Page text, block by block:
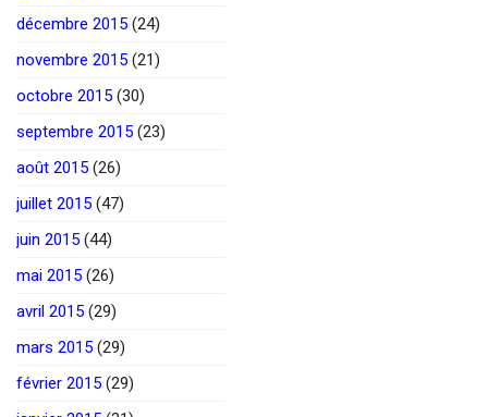
décembre 2015 (24)
novembre 2015 (21)
octobre 2015 (30)
septembre 2015 (23)
août 2015 (26)
juillet 2015 (47)
juin 2015 (44)
mai 2015 (26)
avril 2015 (29)
mars 2015 (29)
février 2015 (29)